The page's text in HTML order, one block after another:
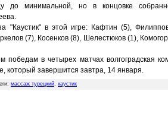
до минимальной, но в концовке
"Каустик" в этой игре: Кафтин (5),
(7), Косенков (8), Шелестюков (1),
победам в четырех матчах волгоградская
который завершится завтра, 14 января.
: массаж турецкий, каустик